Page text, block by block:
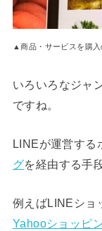
▲商品・サービスを購入
いろいろなジャ
ですね。
LINEが運営する
グを経由する手
例えばLINEショ
Yahooショッピ